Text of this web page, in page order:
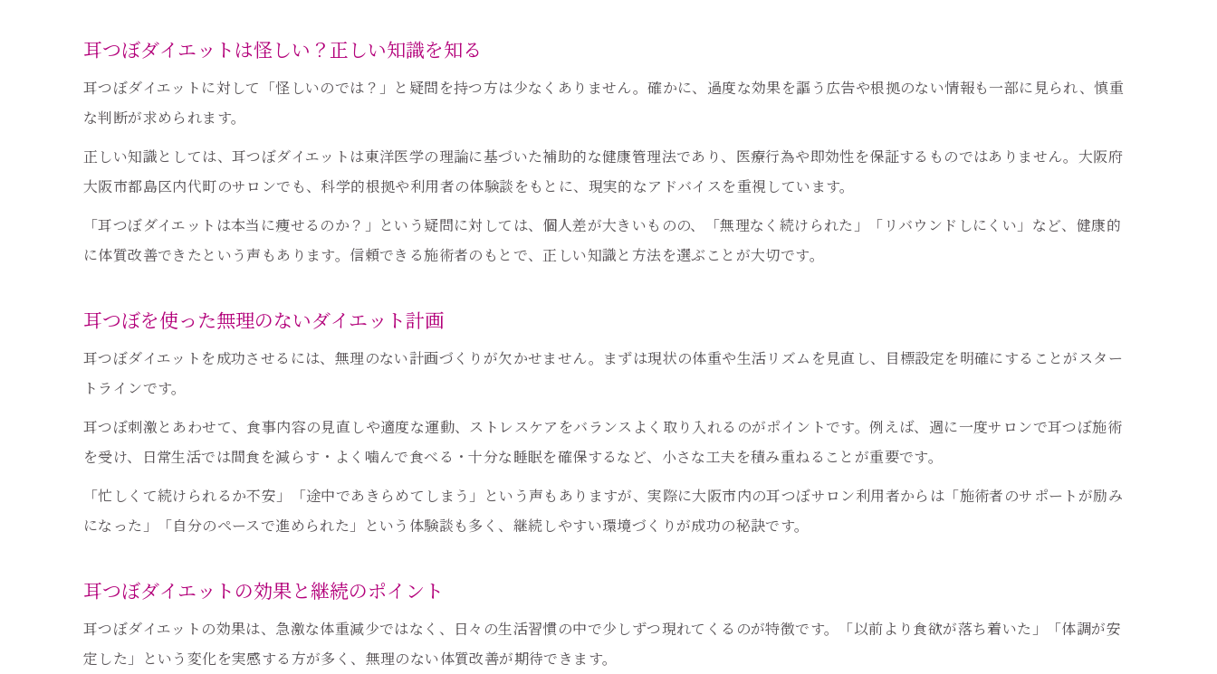
耳つぼで実現する健康的な体質改善のポイント
耳つぼダイエットで代謝アップを目指す方法
耳つぼを活かしたリバウンドしない体作り
食事管理と耳つぼの組み合わせで健康維持
リバウンド予防には耳つぼ×生活習慣の見直しを
耳つぼと生活習慣改善でリバウンドを防ぐ方法
リバウンドしにくい生活習慣と耳つぼの関係
耳つぼダイエットは怪しい？正しい知識を知る
耳つぼダイエットに対して「怪しいのでは？」と疑問を持つ方は少なくありません。確かに、過度な効果を謳う広告や根拠のない情報も一部に見られ、慎重
な判断が求められます。
正しい知識としては、耳つぼダイエットは東洋医学の理論に基づいた補助的な健康管理法であり、医療行為や即効性を保証するものではありません。大阪府
大阪市都島区内代町のサロンでも、科学的根拠や利用者の体験談をもとに、現実的なアドバイスを重視しています。
「耳つぼダイエットは本当に痩せるのか？」という疑問に対しては、個人差が大きいものの、「無理なく続けられた」「リバウンドしにくい」など、健康的
に体質改善できたという声もあります。信頼できる施術者のもとで、正しい知識と方法を選ぶことが大切です。
耳つぼを使った無理のないダイエット計画
耳つぼダイエットを成功させるには、無理のない計画づくりが欠かせません。まずは現状の体重や生活リズムを見直し、目標設定を明確にすることがスター
トラインです。
耳つぼ刺激とあわせて、食事内容の見直しや適度な運動、ストレスケアをバランスよく取り入れるのがポイントです。例えば、週に一度サロンで耳つぼ施術
を受け、日常生活では間食を減らす・よく噛んで食べる・十分な睡眠を確保するなど、小さな工夫を積み重ねることが重要です。
「忙しくて続けられるか不安」「途中であきらめてしまう」という声もありますが、実際に大阪市内の耳つぼサロン利用者からは「施術者のサポートが励み
になった」「自分のペースで進められた」という体験談も多く、継続しやすい環境づくりが成功の秘訣です。
耳つぼダイエットの効果と継続のポイント
耳つぼダイエットの効果は、急激な体重減少ではなく、日々の生活習慣の中で少しずつ現れてくるのが特徴です。「以前より食欲が落ち着いた」「体調が安
定した」という変化を実感する方が多く、無理のない体質改善が期待できます。
ご予約はこちら
ご予約はこちら